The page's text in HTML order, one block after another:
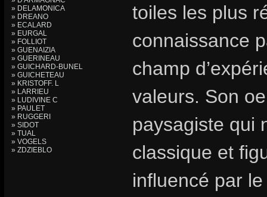
» DELAMONICA
» DREANO
» ECALARD
» EURGAL
» FOLLIOT
» GUENAIZIA
» GUERINEAU
» GUICHARD-BUNEL
» GUICHETEAU
» KRISTOFF. L
» LARRIEU
» LUDIVINE C
» PAULET
» RUGGERI
» SIDOT
» TUAL
» VOGELS
» ZDZIEBLO
toiles les plus
connaissance
champ
valeurs. Son
paysagiste qui
classique et
influencé par